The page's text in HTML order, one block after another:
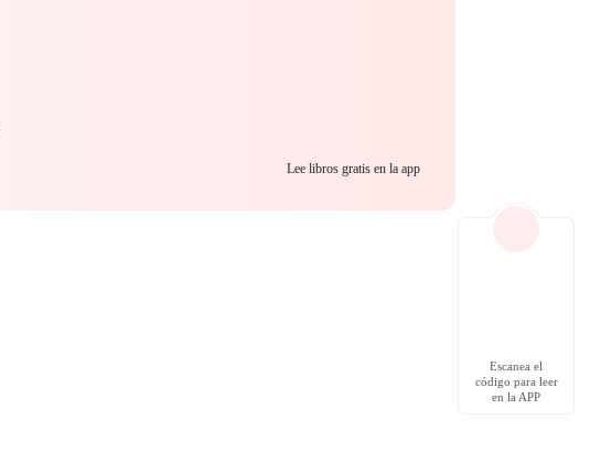
Lee libros gratis en la app
Escanea el
código para leer
en la APP